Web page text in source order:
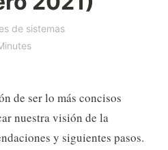
de sistemas
de ser lo más concisos
nuestra visión de la
y siguientes pasos.